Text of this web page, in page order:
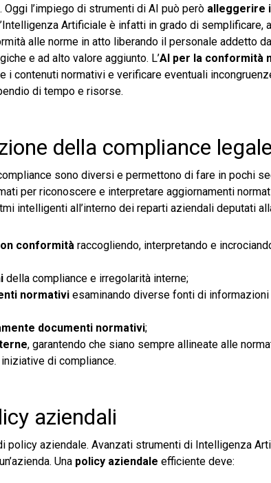
l’impiego di strumenti di AI può però alleggerire
Artificiale è infatti in grado di semplificare,
alle norme in atto liberando il personale addetto
e ad alto valore aggiunto. L’AI per la conformità
contenuti normativi e verificare eventuali
di tempo e risorse.
della compliance legale
sono diversi e permettono di fare in pochi
per riconoscere e interpretare aggiornamenti
intelligenti all’interno dei reparti aziendali deputati
conformità raccogliendo, interpretando e
della compliance e irregolarità interne;
normativi esaminando diverse fonti di
documenti normativi;
, garantendo che siano sempre allineate alle
di compliance.
aziendali
policy aziendale. Avanzati strumenti di Intelligenza
Una policy aziendale efficiente deve: